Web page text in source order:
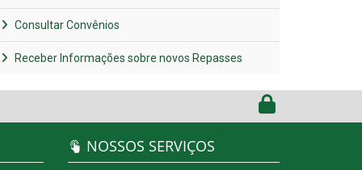
Consultar Convênios
Receber Informações sobre novos Repasses
NOSSOS SERVIÇOS